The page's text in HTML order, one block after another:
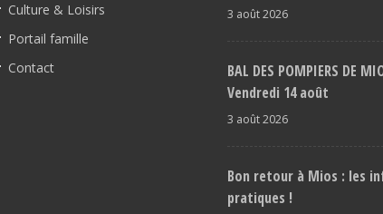
Culture & Loisirs
Portail famille
Contact
3 août 2026
BAL DES POMPIERS DE
Vendredi 14 août
3 août 2026
Bon retour à Mios : les
pratiques !